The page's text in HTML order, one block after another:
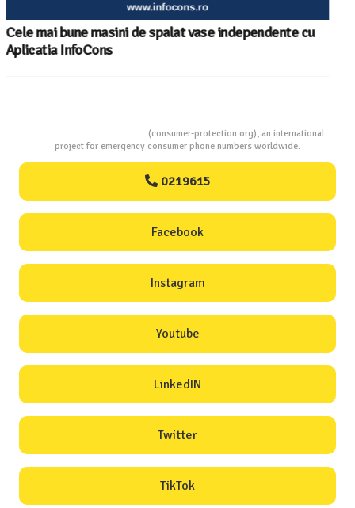
(consumer-protection.org), an international
project for emergency consumer phone numbers worldwide.
0219615
Facebook
Instagram
Youtube
LinkedIN
Twitter
TikTok